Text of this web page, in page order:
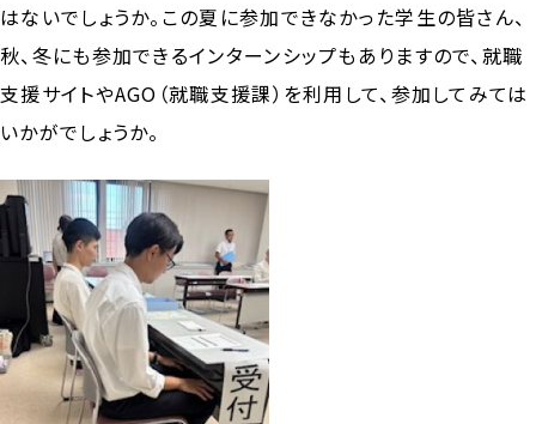
はないでしょうか。この夏に参加できなかった学生の皆さん、
秋、冬にも参加できるインターンシップもありますので、就職
支援サイトやAGO（就職支援課）を利用して、参加してみては
いかがでしょうか。